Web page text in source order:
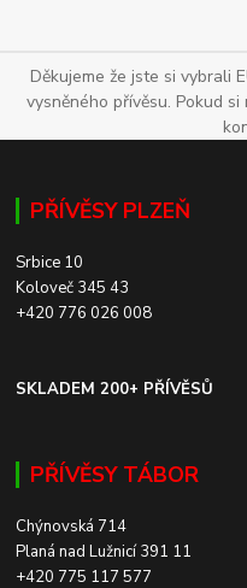
Děkujeme že jste si vybrali
vysněného přívěsu. Pokud
PŘÍVĚSY PLZEŇ
Srbice 10
Koloveč 345 43
+420 776 026 008
SKLADEM 200+ PŘÍVĚSŮ
PŘÍVĚSY TÁBOR
Chýnovská 714
Planá nad Lužnicí 391 11
+420 775 117 577